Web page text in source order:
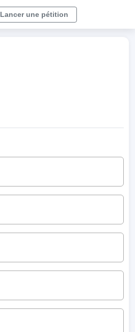
Lancer une pétition